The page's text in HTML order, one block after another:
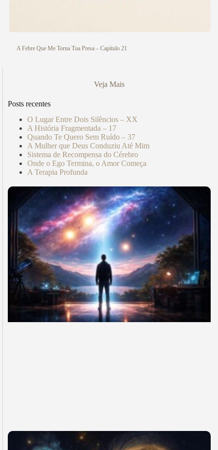
A Febre Que Me Torna Tua Presa – Capítulo 21
Veja Mais
Posts recentes
O Lugar Entre Dois Silêncios – XX
A História Fragmentada – 17
Quando Te Quero Sem Ruído – 37
A Mulher que Deus Conduziu Até Mim
Sistema de Recompensa do Cérebro
Onde o Ego Termina, o Amor Começa
A Terapia Profunda